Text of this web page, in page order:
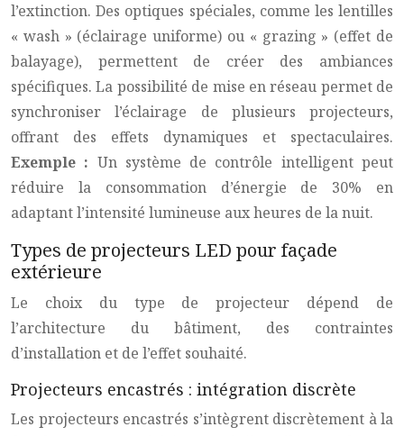
l’extinction. Des optiques spéciales, comme les lentilles
« wash » (éclairage uniforme) ou « grazing » (effet de
balayage), permettent de créer des ambiances
spécifiques. La possibilité de mise en réseau permet de
synchroniser l’éclairage de plusieurs projecteurs,
offrant des effets dynamiques et spectaculaires.
Exemple : Un système de contrôle intelligent peut
réduire la consommation d’énergie de 30% en
adaptant l’intensité lumineuse aux heures de la nuit.
Types de projecteurs LED pour façade
extérieure
Le choix du type de projecteur dépend de
l’architecture du bâtiment, des contraintes
d’installation et de l’effet souhaité.
Projecteurs encastrés : intégration discrète
Les projecteurs encastrés s’intègrent discrètement à la